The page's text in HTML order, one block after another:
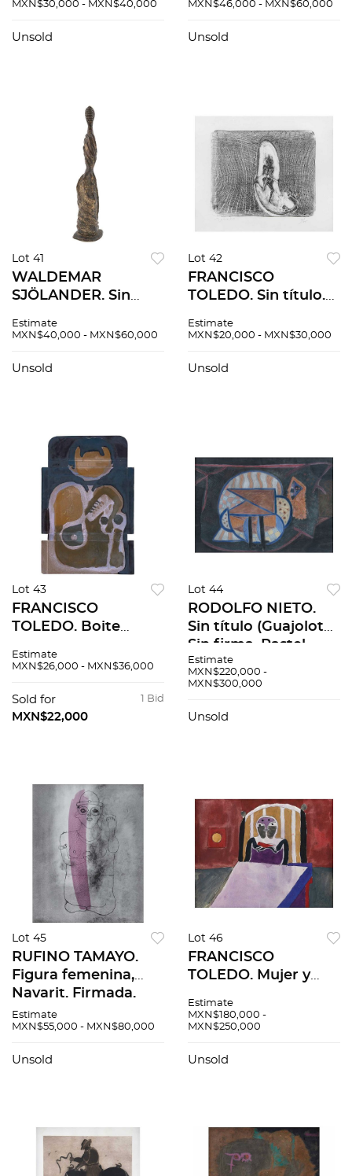
cm
MXN$30,000 - MXN$40,000
Unsold
madera. 80 x 35 cm
MXN$46,000 - MXN$60,000
Unsold
Lot 41
WALDEMAR
SJÖLANDER. Sin
fechada 1972.
46 x 15 x 9 cm
Estimate
MXN$40,000 - MXN$60,000
Unsold
Lot 42
FRANCISCO
TOLEDO. Sin título.
/ 25. 39 x 45 cm
Estimate
MXN$20,000 - MXN$30,000
Unsold
Lot 43
FRANCISCO
TOLEDO. Boite
Gouache sobre
Estimate
MXN$26,000 - MXN$36,000
1 Bid
Sold for
MXN$22,000
Lot 44
RODOLFO NIETO.
Sin título (Guajolote).
Sin firma. Pastel
sobre papel. 70 x 100
cm
Estimate
MXN$220,000 -
MXN$300,000
Unsold
Lot 45
RUFINO TAMAYO.
Figura femenina,
Nayarit. Firmada.
Litografía
intervenida con
44 cm medidas
Estimate
MXN$55,000 - MXN$80,000
Unsold
Lot 46
FRANCISCO
TOLEDO. Mujer y
Firmado y fechado
63. Gouache y tinta
cm
Estimate
MXN$180,000 -
MXN$250,000
Unsold